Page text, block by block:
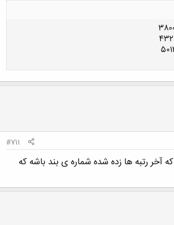
#711
البته ممکنه این 0 و 1 و 2 که آخر رتبه ها زده شده شماره ی بند باشه که